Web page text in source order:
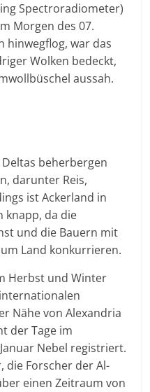
Spectroradiometer)
Morgen des 07.
hinwegflog, war das
Wolken bedeckt,
aussah.
beherbergen
darunter Reis,
ist Ackerland in
knapp, da die
und die Bauern mit
Land konkurrieren.
Herbst und Winter
Nähe von Alexandria
der Tage im
Nebel registriert.
die Forscher der Al-
einen Zeitraum von